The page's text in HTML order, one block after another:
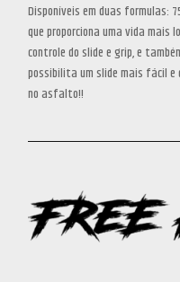
Disponíveis em duas formulas:
que proporciona uma vida mais
controle do slide e grip, e
possibilita um slide mais fácil e
no asfalto!!